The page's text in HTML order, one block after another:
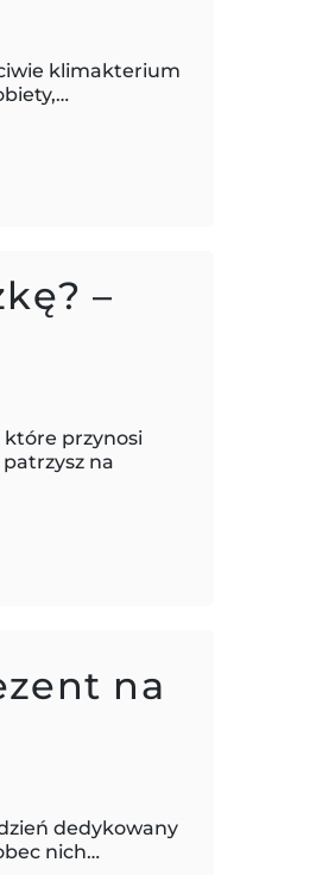
klimakterium
–
które przynosi
na
na
dedykowany
nich…